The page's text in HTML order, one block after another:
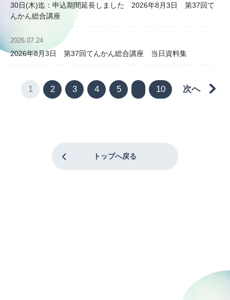
相談窓口（てんかん診療支援コーディネーター）
お知らせ
30日(木)迄：申込期間延長しました 2026年8月3日 第37回て
んかん総合講座
2026.07.24
2026年8月3日 第37回てんかん総合講座 当日資料集
1 2 3 4 5 10 次へ
トップへ戻る